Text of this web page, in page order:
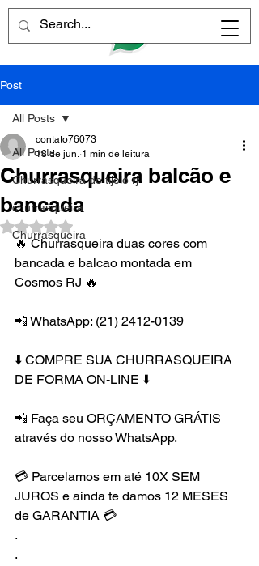
Post
All Posts
Churrasqueira de tijolo rj
churrasqueira
Churrasqueira
All Posts
Churrasqueira balcão e
bancada
contato76073
18 de jun. 1 min de leitura
Avaliado com NaN de 5 estrelas.
🔥 Churrasqueira duas cores com
bancada e balcao montada em
Cosmos RJ 🔥
📲 WhatsApp: (21) 2412-0139
⬇️ COMPRE SUA CHURRASQUEIRA
DE FORMA ON-LINE ⬇️
📲 Faça seu ORÇAMENTO GRÁTIS
através do nosso WhatsApp.
💳 Parcelamos em até 10X SEM
JUROS e ainda te damos 12 MESES
de GARANTIA 💳
.
.